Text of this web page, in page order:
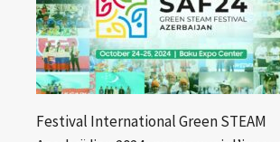
Festival International Green STEAM